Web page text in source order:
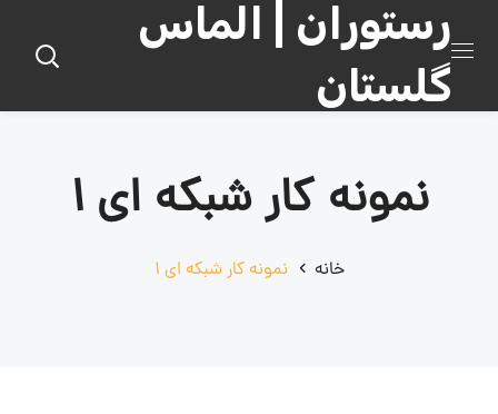
رستوران | الماس
گلستان
نمونه کار شبکه ای ۱
خانه نمونه کار شبکه ای ۱